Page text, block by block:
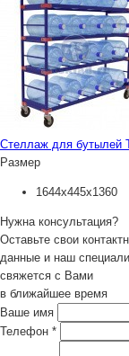
Стеллаж для бутылей
Размер
1644х445х1360
Нужна консультация?
Оставьте свои
данные и наш
свяжется с Вами
в ближайшее время
Ваше имя
Телефон *